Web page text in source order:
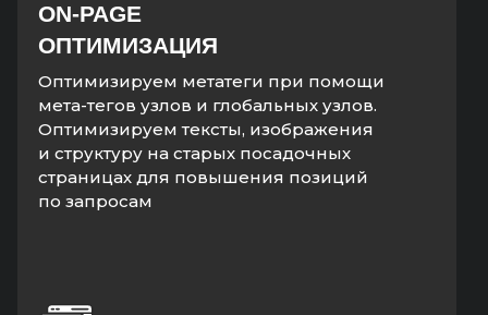
ON-PAGE
ОПТИМИЗАЦИЯ
Оптимизируем метатеги при помощи
мета-тегов узлов и глобальных узлов.
Оптимизируем тексты, изображения
и структуру на старых посадочных
страницах для повышения позиций
по запросам